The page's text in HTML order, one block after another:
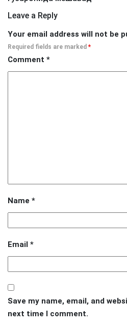
Leave a Reply
Your email address will not be
Required fields are marked *
Comment *
Name *
Email *
Save my name, email, and
next time I comment.